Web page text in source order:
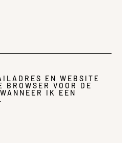
EN WEBSITE
BROWSER VOOR DE
IK EEN